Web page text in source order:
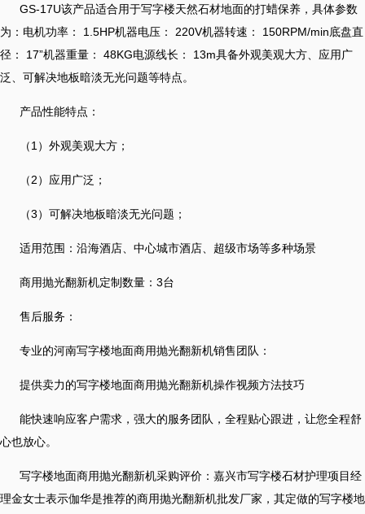
GS-17U该产品适合用于写字楼天然石材地面的打蜡保养，具体参数
为：电机功率： 1.5HP机器电压： 220V机器转速： 150RPM/min底盘直
径： 17”机器重量： 48KG电源线长： 13m具备外观美观大方、应用广
泛、可解决地板暗淡无光问题等特点。
产品性能特点：
（1）外观美观大方；
（2）应用广泛；
（3）可解决地板暗淡无光问题；
适用范围：沿海酒店、中心城市酒店、超级市场等多种场景
商用抛光翻新机定制数量：3台
售后服务：
专业的河南写字楼地面商用抛光翻新机销售团队：
提供卖力的写字楼地面商用抛光翻新机操作视频方法技巧
能快速响应客户需求，强大的服务团队，全程贴心跟进，让您全程舒
心也放心。
写字楼地面商用抛光翻新机采购评价：嘉兴市写字楼石材护理项目经
理金女士表示伽华是推荐的商用抛光翻新机批发厂家，其定做的写字楼地